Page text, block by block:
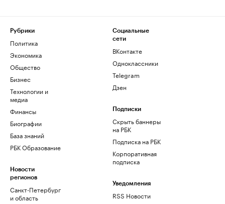
Рубрики
Политика
Экономика
Общество
Бизнес
Технологии и
медиа
Финансы
Биографии
База знаний
РБК Образование
Новости
регионов
Санкт-Петербург
и область
Социальные
сети
ВКонтакте
Одноклассники
Telegram
Дзен
Подписки
Скрыть баннеры
на РБК
Подписка на РБК
Корпоративная
подписка
Уведомления
RSS Новости